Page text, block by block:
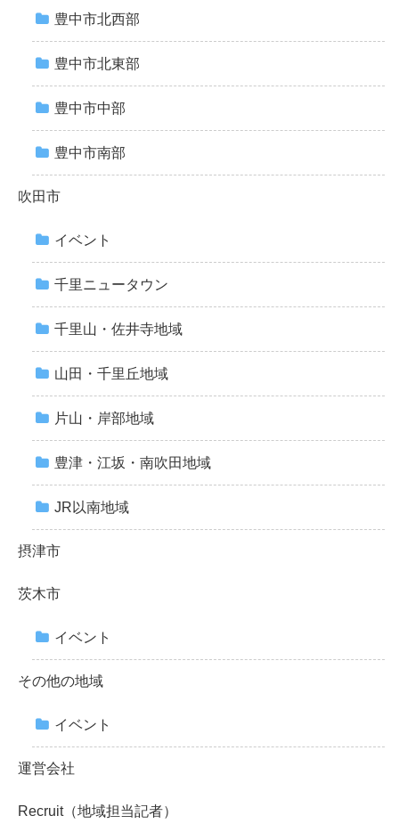
豊中市北西部
豊中市北東部
豊中市中部
豊中市南部
吹田市
イベント
千里ニュータウン
千里山・佐井寺地域
山田・千里丘地域
片山・岸部地域
豊津・江坂・南吹田地域
JR以南地域
摂津市
茨木市
イベント
その他の地域
イベント
運営会社
Recruit（地域担当記者）